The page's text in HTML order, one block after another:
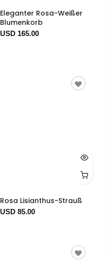
Eleganter Rosa-Weißer
Blumenkorb
USD 165.00
Rosa Lisianthus-Strauß
USD 85.00